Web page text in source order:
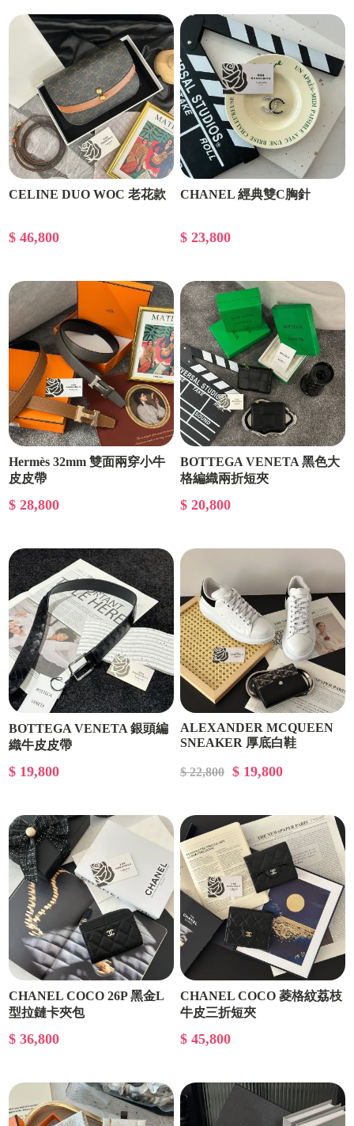
CELINE DUO WOC 老花款
$ 46,800
CHANEL 經典雙C胸針
$ 23,800
Hermès 32mm 雙面兩穿小牛
皮皮帶
$ 28,800
BOTTEGA VENETA 黑色大
格編織兩折短夾
$ 20,800
BOTTEGA VENETA 銀頭編
織牛皮皮帶
$ 19,800
ALEXANDER MCQUEEN
SNEAKER 厚底白鞋
$ 22,800 $ 19,800
CHANEL COCO 26P 黑金L
型拉鏈卡夾包
$ 36,800
CHANEL COCO 菱格紋荔枝
牛皮三折短夾
$ 45,800